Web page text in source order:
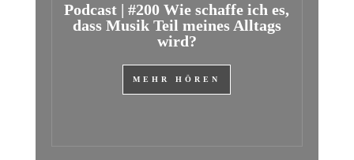
Podcast | #200 Wie schaffe ich es,
dass Musik Teil meines Alltags
wird?
MEHR HÖREN